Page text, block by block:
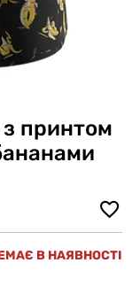
з принтом
В НАЯВНОСТІ